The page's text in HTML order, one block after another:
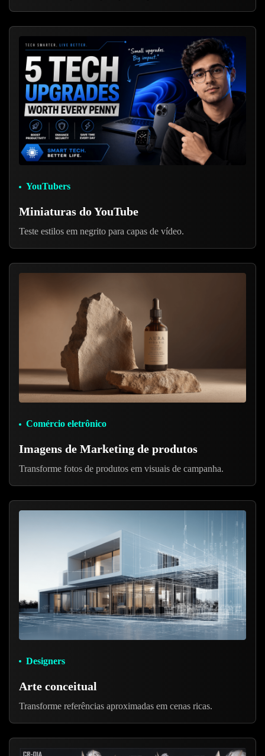
YouTubers
Miniaturas do YouTube
Teste estilos em negrito para capas de vídeo.
Comércio eletrônico
Imagens de Marketing de produtos
Transforme fotos de produtos em visuais de campanha.
Designers
Arte conceitual
Transforme referências aproximadas em cenas ricas.